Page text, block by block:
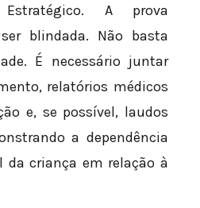
A prova
blindada. Não basta
É necessário juntar
relatórios médicos
e, se possível, laudos
a dependência
criança em relação à